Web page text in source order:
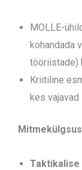
MOLLE-
kohandada
tööriistade)
Kriitiline
kes
Mitmekülgsus